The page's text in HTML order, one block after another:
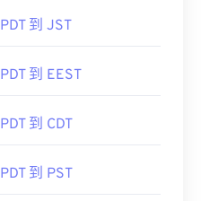
PDT 到 JST
PDT 到 EEST
PDT 到 CDT
PDT 到 PST